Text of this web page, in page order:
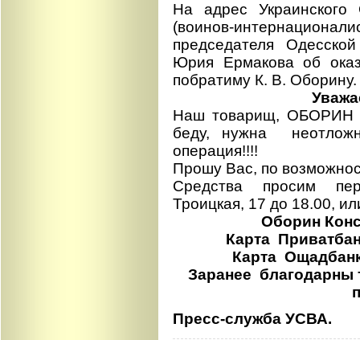
На адрес Украинского
(воинов-
председателя
Юрия Ермакова об
побратиму К. В. Оборину.
Наш товарищ, ОБОРИН
беду, нужна
операция!!!!
Прошу Вас, по
Средства просим
Троицкая, 17 до 18.00,
Оборин
Карта
Карта
Заранее благодарны
Пресс-служба УСВА.